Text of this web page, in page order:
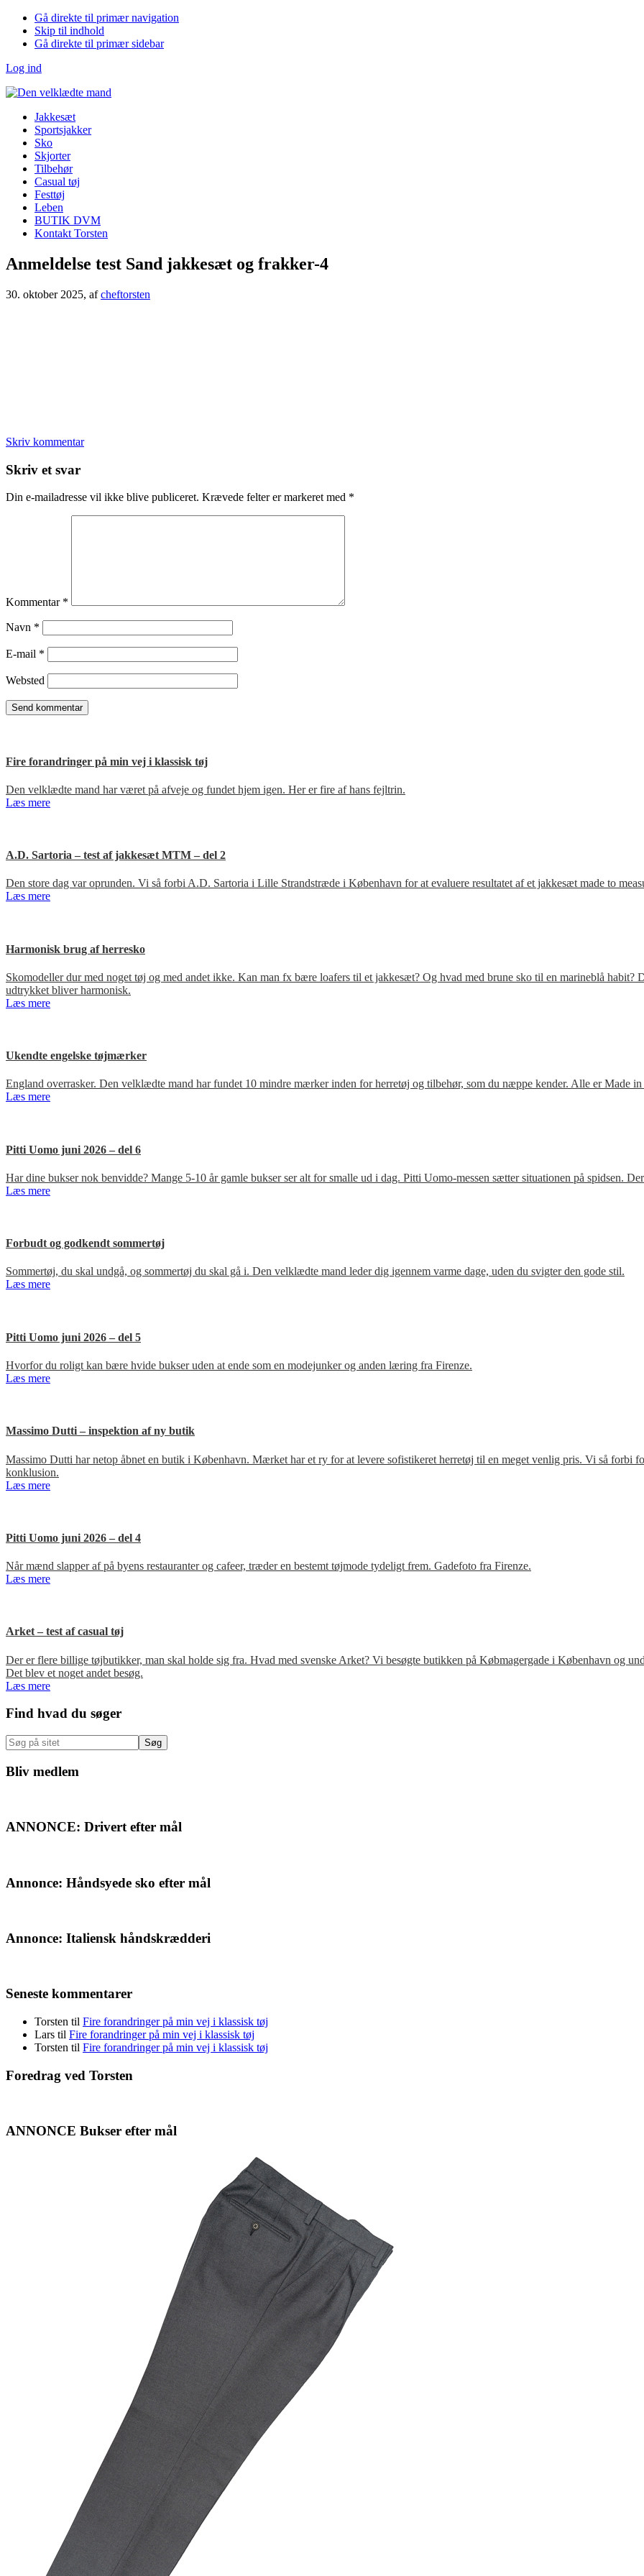
Gå direkte til primær navigation
Skip til indhold
Gå direkte til primær sidebar
Log ind
Jakkesæt
Sportsjakker
Sko
Skjorter
Tilbehør
Casual tøj
Festtøj
Leben
BUTIK DVM
Kontakt Torsten
Anmeldelse test Sand jakkesæt og frakker-4
30. oktober 2025, afcheftorsten
Skriv kommentar
Læserinteraktioner
Skriv et svar
Din e-mailadresse vil ikke blive publiceret. Krævede felter er markeret med *
Kommentar *
Navn *
E-mail *
Websted
Fire forandringer på min vej i klassisk tøj
Den velklædte mand har været på afveje og fundet hjem igen. Her er fire af hans fejltrin.
Læs mere
A.D. Sartoria – test af jakkesæt MTM – del 2
Den store dag var oprunden. Vi så forbi A.D. Sartoria i Lille Strandstræde i København for at evaluere resultatet af et jakkesæt made to
Læs mere
Harmonisk brug af herresko
Skomodeller dur med noget tøj og med andet ikke. Kan man fx bære loafers til et jakkesæt? Og hvad med brune sko til en marineblå
udtrykket bliver harmonisk.
Læs mere
Ukendte engelske tøjmærker
England overrasker. Den velklædte mand har fundet 10 mindre mærker inden for herretøj og tilbehør, som du næppe kender. Alle er Made
Læs mere
Pitti Uomo juni 2026 – del 6
Har dine bukser nok benvidde? Mange 5-10 år gamle bukser ser alt for smalle ud i dag. Pitti Uomo-messen sætter situationen på spidsen.
Læs mere
Forbudt og godkendt sommertøj
Sommertøj, du skal undgå, og sommertøj du skal gå i. Den velklædte mand leder dig igennem varme dage, uden du svigter den gode stil.
Læs mere
Pitti Uomo juni 2026 – del 5
Hvorfor du roligt kan bære hvide bukser uden at ende som en modejunker og anden læring fra Firenze.
Læs mere
Massimo Dutti – inspektion af ny butik
Massimo Dutti har netop åbnet en butik i København. Mærket har et ry for at levere sofistikeret herretøj til en meget venlig pris. Vi så forbi
konklusion.
Læs mere
Pitti Uomo juni 2026 – del 4
Når mænd slapper af på byens restauranter og cafeer, træder en bestemt tøjmode tydeligt frem. Gadefoto fra Firenze.
Læs mere
Arket – test af casual tøj
Der er flere billige tøjbutikker, man skal holde sig fra. Hvad med svenske Arket? Vi besøgte butikken på Købmagergade i København og
Det blev et noget andet besøg.
Læs mere
Primær
Sidebar
Find hvad du søger
Søg
på
sitet
Bliv medlem
ANNONCE: Drivert efter mål
Annonce: Håndsyede sko efter mål
Annonce: Italiensk håndskrædderi
Seneste kommentarer
Torsten til Fire forandringer på min vej i klassisk tøj
Lars til Fire forandringer på min vej i klassisk tøj
Torsten til Fire forandringer på min vej i klassisk tøj
Foredrag ved Torsten
ANNONCE Bukser efter mål